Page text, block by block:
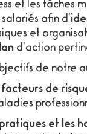
et les tâches
afin d’
et
d’action
de notre
de
et les